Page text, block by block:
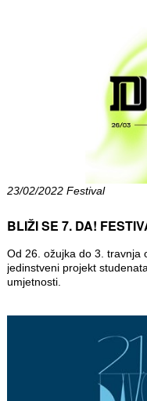
23/02/2022 Festival
BLIŽI SE 7. DA!
Od 26. ožujka do 3. travnja
jedinstveni projekt
umjetnosti.